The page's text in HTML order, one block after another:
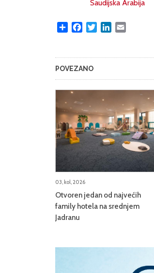
Saudijska Arabija
Share FacebookTwitterLinkedIn
POVEZANO
03, kol, 2026
Otvoren jedan od najvećih
family hotela na srednjem
Jadranu